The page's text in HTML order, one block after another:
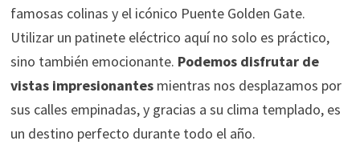
famosas colinas y el icónico Puente Golden Gate.
Utilizar un patinete eléctrico aquí no solo es práctico,
sino también emocionante. Podemos disfrutar de
vistas impresionantesmientras nos desplazamos por
sus calles empinadas, y gracias a su clima templado, es
un destino perfecto durante todo el año.